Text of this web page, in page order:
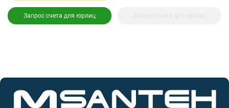
Запрос счета для юрлиц